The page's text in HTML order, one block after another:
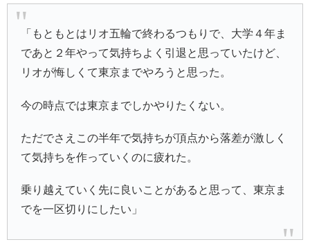
「もともとはリオ五輪で終わるつもりで、大学４年ま
であと２年やって気持ちよく引退と思っていたけど、
リオが悔しくて東京までやろうと思った。
今の時点では東京までしかやりたくない。
ただでさえこの半年で気持ちが頂点から落差が激しく
て気持ちを作っていくのに疲れた。
乗り越えていく先に良いことがあると思って、東京ま
でを一区切りにしたい」